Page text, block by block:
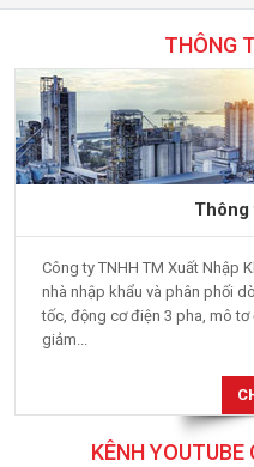
THÔNG
Công ty TNHH TM Xuất Nhập
nhà nhập khẩu và phân phối
tốc, động cơ điện 3 pha, mô
giảm...
KÊNH